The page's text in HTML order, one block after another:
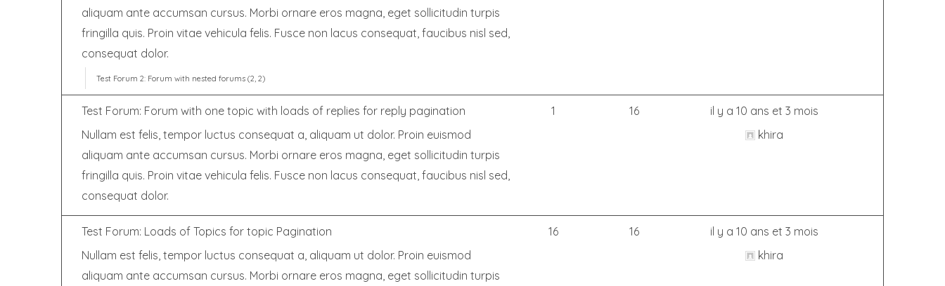
aliquam ante accumsan cursus. Morbi ornare eros magna, eget sollicitudin turpis
fringilla quis. Proin vitae vehicula felis. Fusce non lacus consequat, faucibus nisl sed,
consequat dolor.
Test Forum 2: Forum with nested forums (2, 2)
Test Forum: Forum with one topic with loads of replies for reply pagination
Nullam est felis, tempor luctus consequat a, aliquam ut dolor. Proin euismod
aliquam ante accumsan cursus. Morbi ornare eros magna, eget sollicitudin turpis
fringilla quis. Proin vitae vehicula felis. Fusce non lacus consequat, faucibus nisl sed,
consequat dolor.
1 16
il y a 10 ans et 3 mois
khira
Test Forum: Loads of Topics for topic Pagination
Nullam est felis, tempor luctus consequat a, aliquam ut dolor. Proin euismod
aliquam ante accumsan cursus. Morbi ornare eros magna, eget sollicitudin turpis
16 16
il y a 10 ans et 3 mois
khira